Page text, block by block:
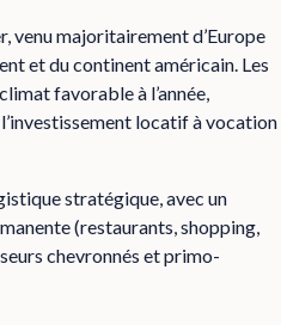
venu majoritairement d’Europe
et du continent américain. Les
favorable à l’année,
investissement locatifà vocation
stratégique, avec un
(restaurants, shopping,
chevronnés et primo-